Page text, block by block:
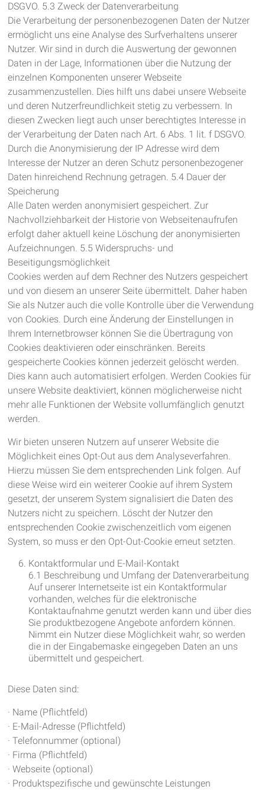
DSGVO. 5.3 Zweck der Datenverarbeitung
Die Verarbeitung der personenbezogenen Daten der Nutzer
ermöglicht uns eine Analyse des Surfverhaltens unserer
Nutzer. Wir sind in durch die Auswertung der gewonnen
Daten in der Lage, Informationen über die Nutzung der
einzelnen Komponenten unserer Webseite
zusammenzustellen. Dies hilft uns dabei unsere Webseite
und deren Nutzerfreundlichkeit stetig zu verbessern. In
diesen Zwecken liegt auch unser berechtigtes Interesse in
der Verarbeitung der Daten nach Art. 6 Abs. 1 lit. f DSGVO.
Durch die Anonymisierung der IP Adresse wird dem
Interesse der Nutzer an deren Schutz personenbezogener
Daten hinreichend Rechnung getragen. 5.4 Dauer der
Speicherung
Alle Daten werden anonymisiert gespeichert. Zur
Nachvollziehbarkeit der Historie von Webseitenaufrufen
erfolgt daher aktuell keine Löschung der anonymisierten
Aufzeichnungen. 5.5 Widerspruchs- und
Beseitigungsmöglichkeit
Cookies werden auf dem Rechner des Nutzers gespeichert
und von diesem an unserer Seite übermittelt. Daher haben
Sie als Nutzer auch die volle Kontrolle über die Verwendung
von Cookies. Durch eine Änderung der Einstellungen in
Ihrem Internetbrowser können Sie die Übertragung von
Cookies deaktivieren oder einschränken. Bereits
gespeicherte Cookies können jederzeit gelöscht werden.
Dies kann auch automatisiert erfolgen. Werden Cookies für
unsere Website deaktiviert, können möglicherweise nicht
mehr alle Funktionen der Website vollumfänglich genutzt
werden.
Wir bieten unseren Nutzern auf unserer Website die
Möglichkeit eines Opt-Out aus dem Analyseverfahren.
Hierzu müssen Sie dem entsprechenden Link folgen. Auf
diese Weise wird ein weiterer Cookie auf ihrem System
gesetzt, der unserem System signalisiert die Daten des
Nutzers nicht zu speichern. Löscht der Nutzer den
entsprechenden Cookie zwischenzeitlich vom eigenen
System, so muss er den Opt-Out-Cookie erneut setzten.
Kontaktformular und E-Mail-Kontakt
6.1 Beschreibung und Umfang der Datenverarbeitung
Auf unserer Internetseite ist ein Kontaktformular
vorhanden, welches für die elektronische
Kontaktaufnahme genutzt werden kann und über dies
Sie produktbezogene Angebote anfordern können.
Nimmt ein Nutzer diese Möglichkeit wahr, so werden
die in der Eingabemaske eingegeben Daten an uns
übermittelt und gespeichert.
Diese Daten sind:
· Name (Pflichtfeld)
· E-Mail-Adresse (Pflichtfeld)
· Telefonnummer (optional)
· Firma (Pflichtfeld)
· Webseite (optional)
· Produktspezifische und gewünschte Leistungen